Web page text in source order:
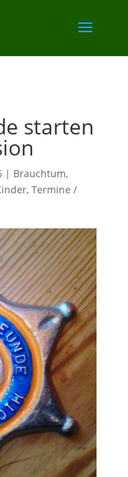
starten
| Brauchtum,
, Termine /